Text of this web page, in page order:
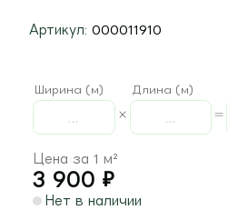
Артикул: 000011910
Ширина (м) Длина (м)
Цена за 1 м²
3 900 ₽
Нет в наличии